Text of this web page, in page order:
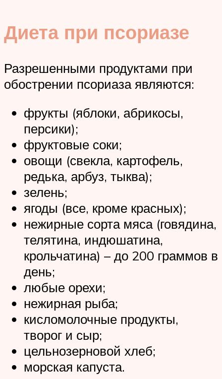
Диета при псориазе
Разрешенными продуктами при
обострении псориаза являются:
фрукты (яблоки, абрикосы,
персики);
фруктовые соки;
овощи (свекла, картофель,
редька, арбуз, тыква);
зелень;
ягоды (все, кроме красных);
нежирные сорта мяса (говядина,
телятина, индюшатина,
крольчатина) – до 200 граммов в
день;
любые орехи;
нежирная рыба;
кисломолочные продукты,
творог и сыр;
цельнозерновой хлеб;
морская капуста.